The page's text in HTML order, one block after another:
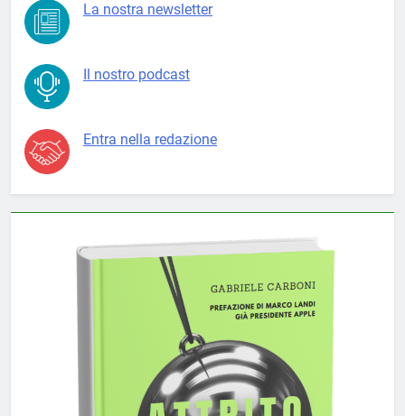
La nostra newsletter
Il nostro podcast
Entra nella redazione